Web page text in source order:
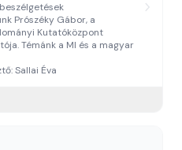
Prószéky Gábor, a
Kutatóközpont
Témánk a MI és a magyar
Sallai Éva